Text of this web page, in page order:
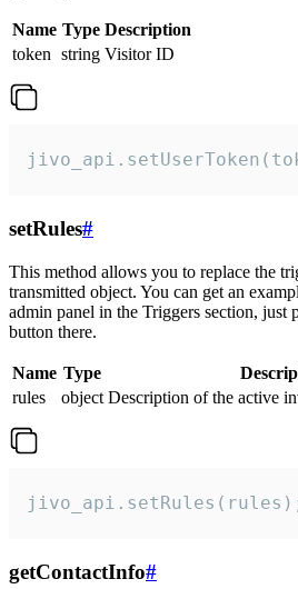
Name Type Description
token string Visitor ID
setRules#
This method allows you to replace the
transmitted object. You can get an
admin panel in the Triggers section, just
button there.
Name Type
rules
object Description of the active
getContactInfo#